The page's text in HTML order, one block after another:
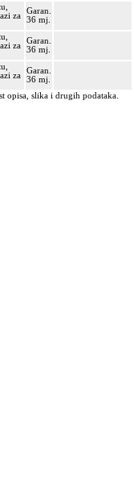
za
Garan.
36 mj.
za
Garan.
36 mj.
za
Garan.
36 mj.
opisa, slika i drugih podataka.